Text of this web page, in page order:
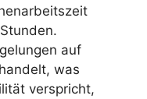
auf
was
verspricht,